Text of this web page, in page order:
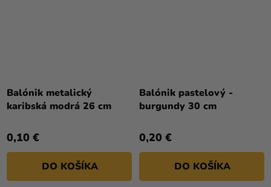
Balónik metalický
karibská modrá 26 cm
0,10 €
DO KOŠÍKA
Balónik pastelový -
burgundy 30 cm
0,20 €
DO KOŠÍKA